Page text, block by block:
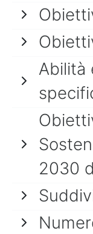
Abilità
2030